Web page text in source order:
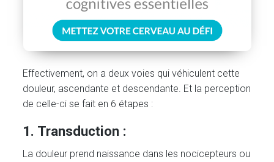
Effectivement, on a deux voies qui véhiculent cette
douleur, ascendante et descendante. Et la perception
de celle-ci se fait en 6 étapes :
1. Transduction :
La douleur prend naissance dans les nocicepteurs ou